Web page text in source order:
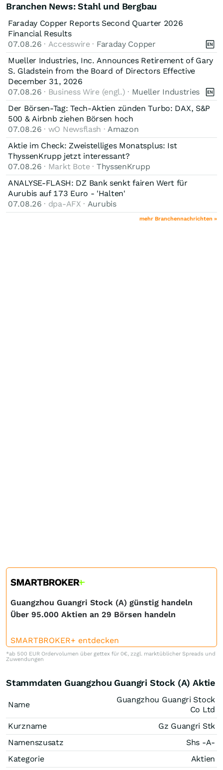
Branchen News: Stahl und Bergbau
Faraday Copper Reports Second Quarter 2026
Financial Results
07.08.26 · Accesswire · Faraday Copper
Mueller Industries, Inc. Announces Retirement of Gary
S. Gladstein from the Board of Directors Effective
December 31, 2026
07.08.26 · Business Wire (engl.) · Mueller Industries
Der Börsen-Tag: Tech-Aktien zünden Turbo: DAX, S&P
500 & Airbnb ziehen Börsen hoch
07.08.26 · wO Newsflash · Amazon
Aktie im Check: Zweistelliges Monatsplus: Ist
ThyssenKrupp jetzt interessant?
07.08.26 · Markt Bote · ThyssenKrupp
ANALYSE-FLASH: DZ Bank senkt fairen Wert für
Aurubis auf 173 Euro - 'Halten'
07.08.26 · dpa-AFX · Aurubis
mehr Branchennachrichten »
Guangzhou Guangri Stock (A) günstig handeln
Über 95.000 Aktien an 29 Börsen handeln
SMARTBROKER+ entdecken
*ab 500 EUR Ordervolumen über gettex für 0€, zzgl. marktüblicher Spreads und
Zuwendungen
Stammdaten Guangzhou Guangri Stock (A) Aktie
Name
Guangzhou Guangri Stock
Co Ltd
Kurzname
Gz Guangri Stk
Namenszusatz
Shs -A-
Kategorie
Aktien